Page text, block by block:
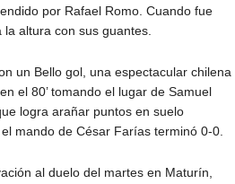
por Rafael Romo. Cuando fue
altura con sus guantes.
un Bello gol, una espectacular chilena
el 80’ tomando el lugar de Samuel
logra arañar puntos en suelo
mando de César Farías terminó 0-0.
al duelo del martes en Maturín,